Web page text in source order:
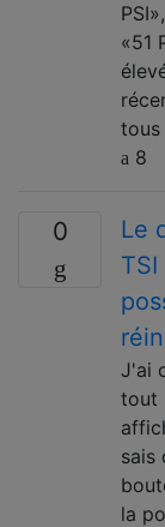
«51
tous
8
0
Le
J'ai
tout
sais
la